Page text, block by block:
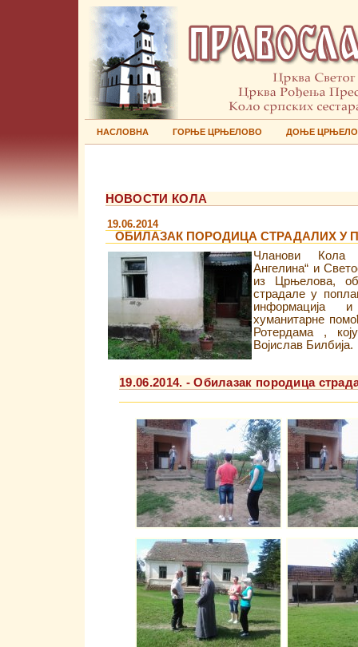
НАСЛОВНА ГОРЊЕ ЦРЊЕЛОВО ДОЊЕ
НОВОСТИ КОЛА
19.06.2014
ОБИЛАЗАК ПОРОДИЦА СТРАДАЛИХ У
Чланови Кола
Ангелина“ и
из Црњелова,
страдале у
информација и
хуманитарне
Ротердама ,
Војислав Билбија.
19.06.2014. - Обилазак породица